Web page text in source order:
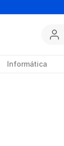
Informática